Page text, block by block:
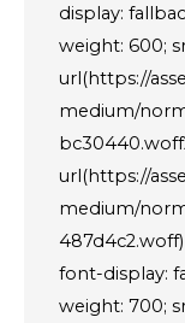
display:
weight: 600;
url(https://
medium/
url(https://
medium/
font-display:
weight: 700;